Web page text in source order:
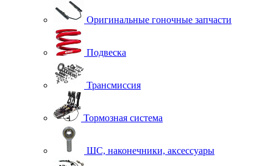
Оригинальные гоночные запчасти
Подвеска
Трансмиссия
Тормозная система
ШС, наконечники, аксессуары